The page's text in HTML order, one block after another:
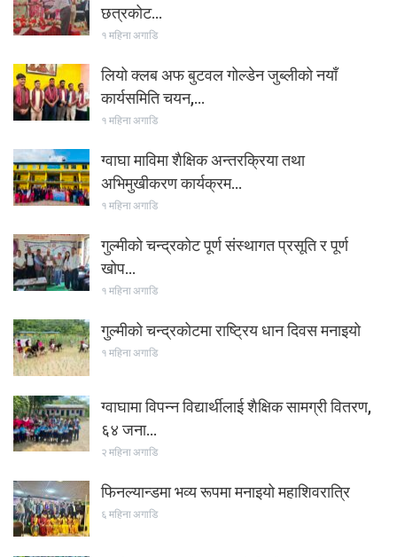
छत्रकोट…
१ महिना अगाडि
लियो क्लब अफ बुटवल गोल्डेन जुब्लीको नयाँ
कार्यसमिति चयन,…
१ महिना अगाडि
ग्वाघा माविमा शैक्षिक अन्तरक्रिया तथा
अभिमुखीकरण कार्यक्रम…
१ महिना अगाडि
गुल्मीको चन्द्रकोट पूर्ण संस्थागत प्रसूति र पूर्ण
खोप…
१ महिना अगाडि
गुल्मीको चन्द्रकोटमा राष्ट्रिय धान दिवस मनाइयो
१ महिना अगाडि
ग्वाघामा विपन्न विद्यार्थीलाई शैक्षिक सामग्री वितरण,
६४ जना…
२ महिना अगाडि
फिनल्यान्डमा भव्य रूपमा मनाइयो महाशिवरात्रि
६ महिना अगाडि